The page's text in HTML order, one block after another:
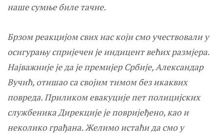
наше сумње биле тачне.
Брзом реакцијом свих нас који смо учествовали у
осигурању спријечен је индицент већих размјера.
Најважније је да је премијер Србије, Александар
Вучић, отишао са својим тимом без икаквих
повреда. Приликом евакуције пет полицијских
службеника Дирекције је повријеђено, као и
неколико грађана. Желимо истаћи да смо у